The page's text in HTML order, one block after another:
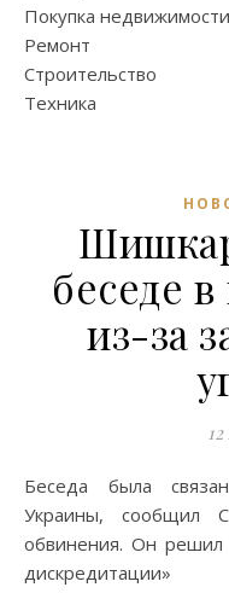
Покупка недвижимости
Ремонт
Строительство
Техника
беседе
из-за
Беседа была связана с заявлением гражданина
Украины, сообщил
обвинения. Он решил
дискредитации»